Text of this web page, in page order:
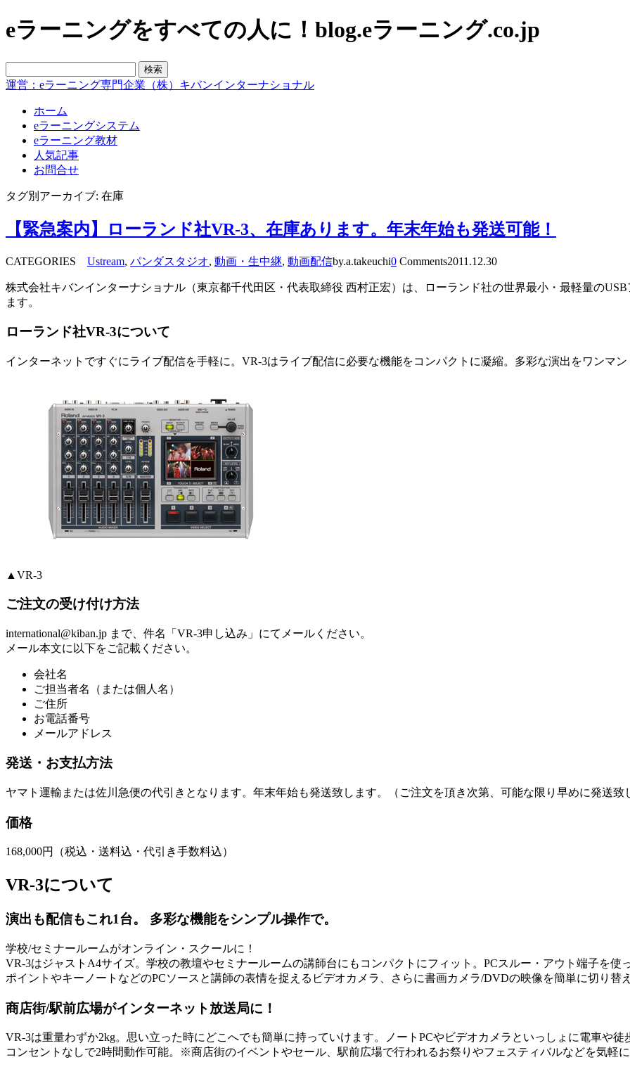
eラーニングをすべての人に！blog.eラーニング.co.jp
運営：eラーニング専門企業（株）キバンインターナショナル
ホーム
eラーニングシステム
eラーニング教材
人気記事
お問合せ
タグ別アーカイブ: 在庫
【緊急案内】ローランド社VR-3、在庫あります。年末年始も発送可能！
CATEGORIES Ustream, パンダスタジオ, 動画・生中継, 動画配信by.a.takeuchi0 Comments2011.12.30
株式会社キバンインターナショナル（東京都千代田区・代表取締役 西村正宏）は、ローランド社の世界最小・最軽量の
ます。
ローランド社VR-3について
インターネットですぐにライブ配信を手軽に。VR-3はライブ配信に必要な機能をコンパクトに凝縮。多彩な演出をワンマ
▲VR-3
ご注文の受け付け方法
international@kiban.jp まで、件名「VR-3申し込み」にてメールください。
メール本文に以下をご記載ください。
会社名
ご担当者名（または個人名）
ご住所
お電話番号
メールアドレス
発送・お支払方法
ヤマト運輸または佐川急便の代引きとなります。年末年始も発送致します。（ご注文を頂き次第、可能な限り早めに発送致
価格
168,000円（税込・送料込・代引き手数料込）
VR-3について
演出も配信もこれ1台。 多彩な機能をシンプル操作で。
学校/セミナールームがオンライン・スクールに！
VR-3はジャストA4サイズ。学校の教壇やセミナールームの講師台にもコンパクトにフィット。PCスルー・アウト端子を
ポイントやキーノートなどのPCソースと講師の表情を捉えるビデオカメラ、さらに書画カメラ/DVDの映像を簡単に切り替
商店街/駅前広場がインターネット放送局に！
VR-3は重量わずか2kg。思い立った時にどこへでも簡単に持っていけます。ノートPCやビデオカメラといっしょに電車や
コンセントなしで2時間動作可能。※商店街のイベントやセール、駅前広場で行われるお祭りやフェスティバルなどを気軽